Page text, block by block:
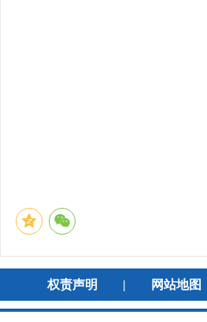
权责声明 | 网站地图